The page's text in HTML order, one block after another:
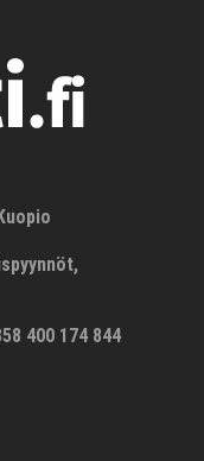
400 174 844